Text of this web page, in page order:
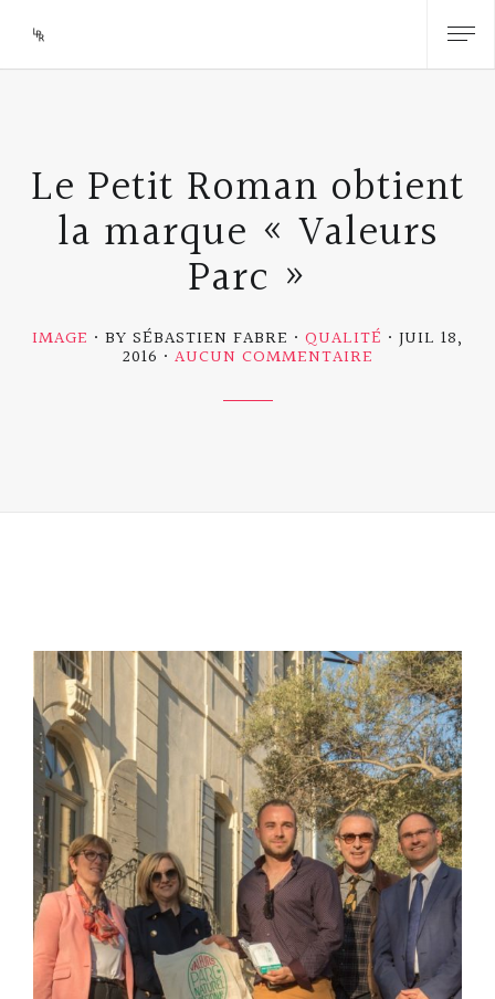
Le Petit Roman obtient
la marque « Valeurs
Parc »
IMAGE BY SÉBASTIEN FABRE QUALITÉ JUIL 18,
2016 AUCUN COMMENTAIRE SUR